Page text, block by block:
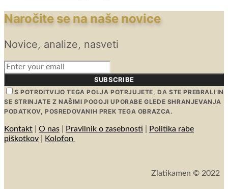
Naročite se na naše novice
Novice, analize, nasveti
SUBSCRIBE
S POTRDITVIJO TEGA POLJA POTRJUJETE, DA STE PREBRALI IN
SE STRINJATE Z NAŠIMI POGOJI UPORABE GLEDE SHRANJEVANJA
PODATKOV, POSREDOVANIH PREK TEGA OBRAZCA.
Kontakt O nas Pravilnik o zasebnosti
Politika rabe
piškotkov
Kolofon
Zlatikamen © 2022